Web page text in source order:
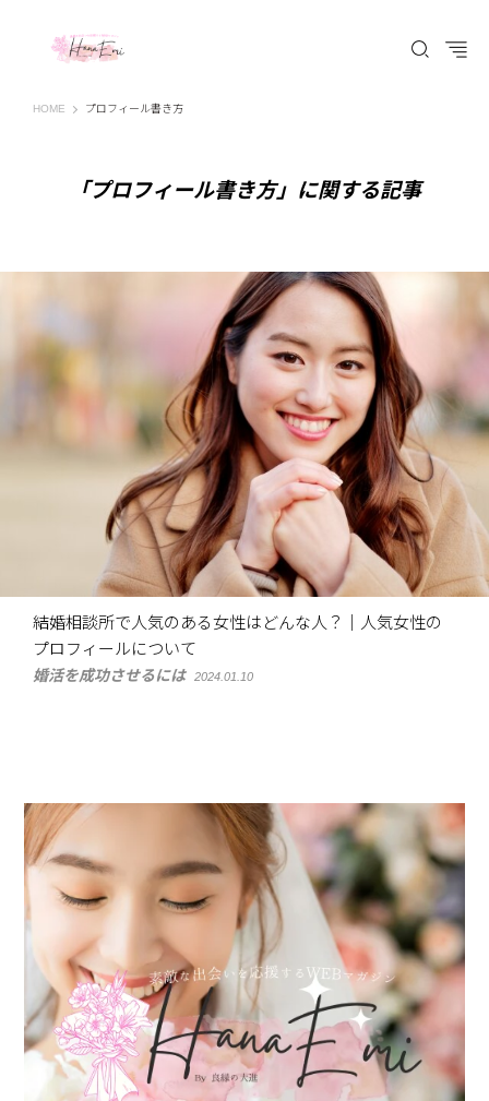
HOME はなえみ│HANAEMI│素敵な出会いを応援するWEBマガジン 広島、福山での婚活恋
プロフィール書き方
「プロフィール書き方」に関する記事
結婚相談所で人気のある女性はどんな人？｜人気女性の
プロフィールについて
婚活を成功させるには 2024.01.10